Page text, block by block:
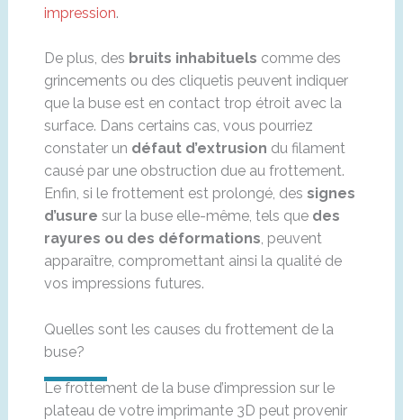
impression.
De plus, des bruits inhabituels comme des
grincements ou des cliquetis peuvent indiquer
que la buse est en contact trop étroit avec la
surface. Dans certains cas, vous pourriez
constater un défaut d’extrusion du filament
causé par une obstruction due au frottement.
Enfin, si le frottement est prolongé, des signes
d’usure sur la buse elle-même, tels que des
rayures ou des déformations, peuvent
apparaître, compromettant ainsi la qualité de
vos impressions futures.
Quelles sont les causes du frottement de la
buse?
Le frottement de la buse d’impression sur le
plateau de votre imprimante 3D peut provenir